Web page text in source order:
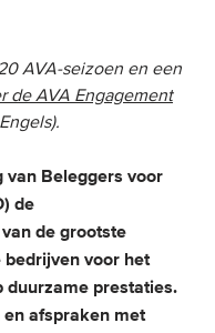
AVA-seizoen en een
de AVA Engagement
van Beleggers voor
de
de grootste
bedrijven voor het
duurzame prestaties.
en afspraken met